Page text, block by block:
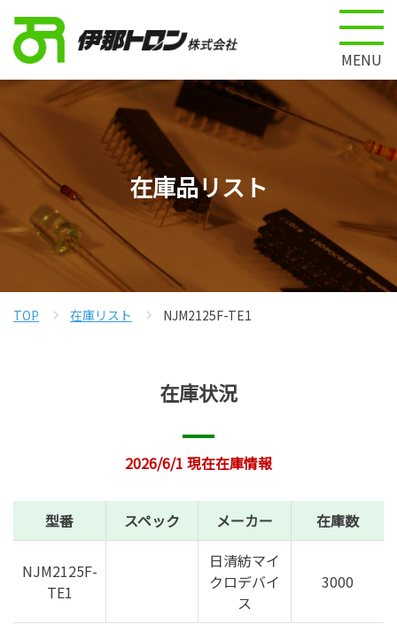
MENU
在庫品リスト
TOP 在庫リスト NJM2125F-TE1
在庫状況
2026/6/1 現在在庫情報
型番 スペック メーカー 在庫数
NJM2125F-
TE1
日清紡マイ
クロデバイ
ス
3000